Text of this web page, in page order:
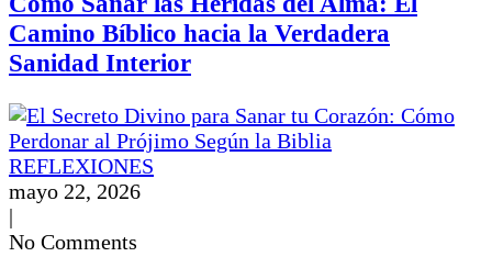
Camino Bíblico hacia la Verdadera
Sanidad Interior
REFLEXIONES
mayo 22, 2026
|
No Comments